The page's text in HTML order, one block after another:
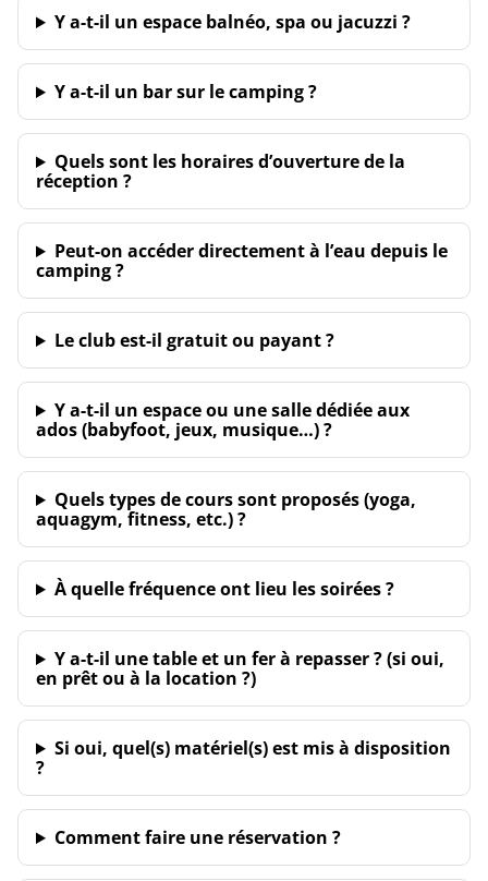
Y a-t-il un espace balnéo, spa ou jacuzzi ?
Y a-t-il un bar sur le camping ?
Quels sont les horaires d’ouverture de la
réception ?
Peut-on accéder directement à l’eau depuis le
camping ?
Le club est-il gratuit ou payant ?
Y a-t-il un espace ou une salle dédiée aux
ados (babyfoot, jeux, musique…) ?
Quels types de cours sont proposés (yoga,
aquagym, fitness, etc.) ?
À quelle fréquence ont lieu les soirées ?
Y a-t-il une table et un fer à repasser ? (si oui,
en prêt ou à la location ?)
Si oui, quel(s) matériel(s) est mis à disposition
?
Comment faire une réservation ?